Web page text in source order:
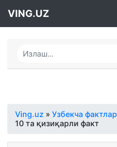
VING.UZ
Ving.uz » Узбекча фактлар
10 та қизиқарли факт